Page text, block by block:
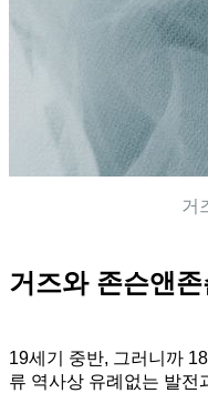
거
거즈와 존슨앤
19세기 중반, 그러니까
류 역사상 유례없는 발전